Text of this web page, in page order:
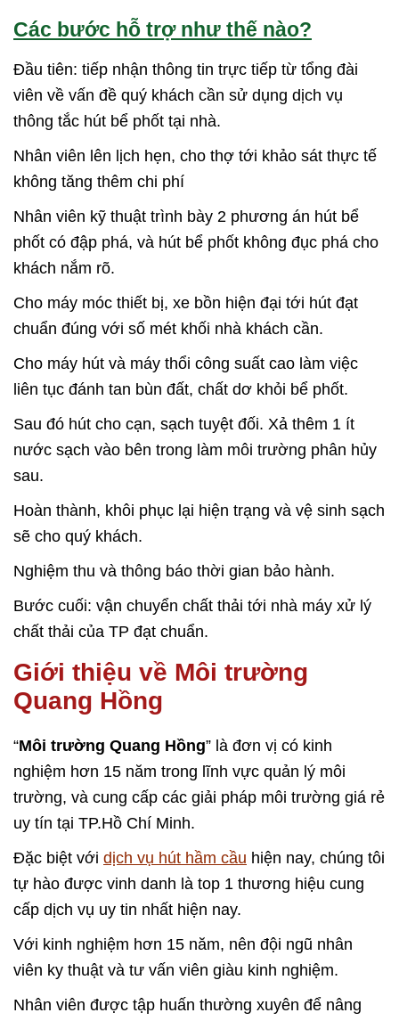
Các bước hỗ trợ như thế nào?
Đầu tiên: tiếp nhận thông tin trực tiếp từ tổng đài
viên về vấn đề quý khách cần sử dụng dịch vụ
thông tắc hút bể phốt tại nhà.
Nhân viên lên lịch hẹn, cho thợ tới khảo sát thực tế
không tăng thêm chi phí
Nhân viên kỹ thuật trình bày 2 phương án hút bể
phốt có đập phá, và hút bể phốt không đục phá cho
khách nắm rõ.
Cho máy móc thiết bị, xe bồn hiện đại tới hút đạt
chuẩn đúng với số mét khối nhà khách cần.
Cho máy hút và máy thổi công suất cao làm việc
liên tục đánh tan bùn đất, chất dơ khỏi bể phốt.
Sau đó hút cho cạn, sạch tuyệt đối. Xả thêm 1 ít
nước sạch vào bên trong làm môi trường phân hủy
sau.
Hoàn thành, khôi phục lại hiện trạng và vệ sinh sạch
sẽ cho quý khách.
Nghiệm thu và thông báo thời gian bảo hành.
Bước cuối: vận chuyển chất thải tới nhà máy xử lý
chất thải của TP đạt chuẩn.
Giới thiệu về Môi trường
Quang Hồng
“Môi trường Quang Hồng” là đơn vị có kinh
nghiệm hơn 15 năm trong lĩnh vực quản lý môi
trường, và cung cấp các giải pháp môi trường giá rẻ
uy tín tại TP.Hồ Chí Minh.
Đặc biệt với dịch vụ hút hầm cầu hiện nay, chúng tôi
tự hào được vinh danh là top 1 thương hiệu cung
cấp dịch vụ uy tin nhất hiện nay.
Với kinh nghiệm hơn 15 năm, nên đội ngũ nhân
viên ky thuật và tư vấn viên giàu kinh nghiệm.
Nhân viên được tập huấn thường xuyên để nâng